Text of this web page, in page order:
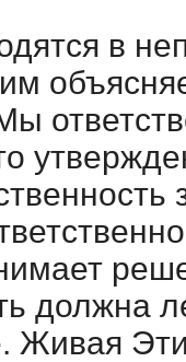
в
должна
Живая